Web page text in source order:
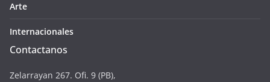
Arte
Internacionales
Contactanos
Zelarrayan 267. Ofi. 9 (PB),